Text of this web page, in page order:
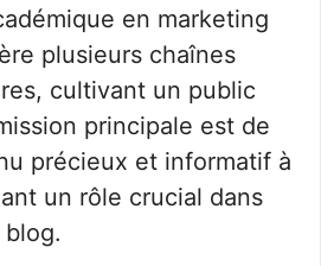
en marketing
plusieurs chaînes
cultivant un public
principale est de
précieux et informatif à
un rôle crucial dans